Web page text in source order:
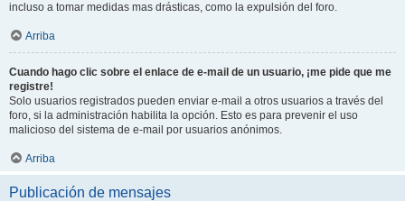
incluso a tomar medidas mas drásticas, como la expulsión del foro.
Arriba
Cuando hago clic sobre el enlace de e-mail de un usuario, ¡me pide que me
registre!
Solo usuarios registrados pueden enviar e-mail a otros usuarios a través del
foro, si la administración habilita la opción. Esto es para prevenir el uso
malicioso del sistema de e-mail por usuarios anónimos.
Arriba
Publicación de mensajes